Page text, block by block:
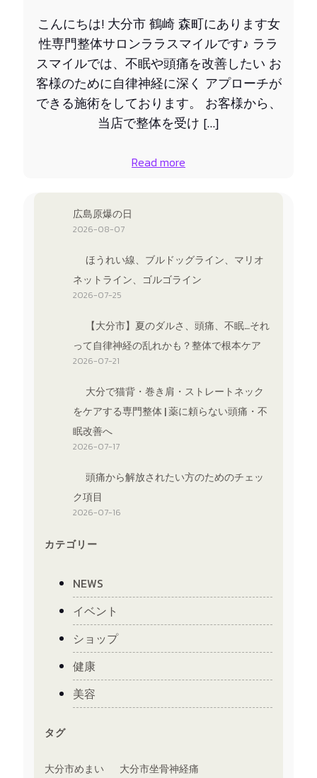
こんにちは! 大分市 鶴崎 森町にあります女
性専門整体サロンララスマイルです♪ ララ
スマイルでは、不眠や頭痛を改善したい お
客様のために自律神経に深く アプローチが
できる施術をしております。 お客様から、
当店で整体を受け […]
Read more
広島原爆の日
2026-08-07
ほうれい線、ブルドッグライン、マリオ
ネットライン、ゴルゴライン
2026-07-25
【大分市】夏のダルさ、頭痛、不眠…それ
って自律神経の乱れかも？整体で根本ケア
2026-07-21
大分で猫背・巻き肩・ストレートネック
をケアする専門整体 | 薬に頼らない頭痛・不
眠改善へ
2026-07-17
頭痛から解放されたい方のためのチェッ
ク項目
2026-07-16
カテゴリー
NEWS
イベント
ショップ
健康
美容
タグ
大分市めまい
大分市坐骨神経痛